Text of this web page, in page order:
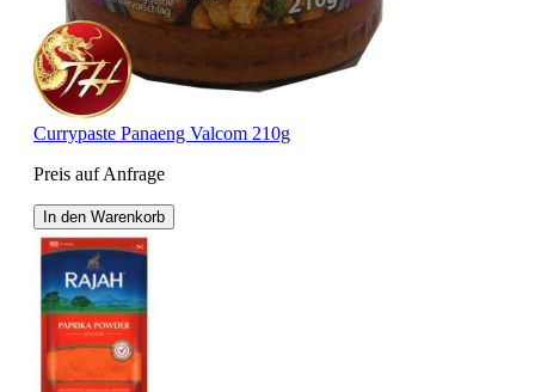
Currypaste Panaeng Valcom 210g
Preis auf Anfrage
In den Warenkorb